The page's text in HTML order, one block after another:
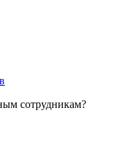
сотрудникам?